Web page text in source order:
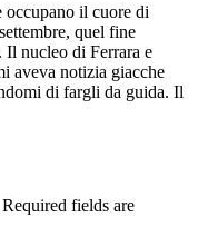
occupano il cuore di
quel fine
Il nucleo di Ferrara e
aveva notizia giacche
di fargli da guida. Il
Required fields are